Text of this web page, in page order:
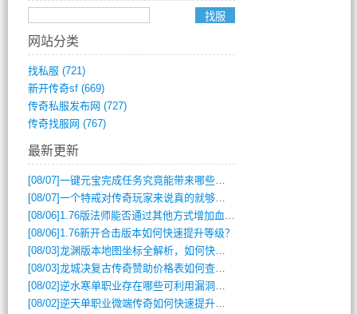
网站分类
找私服 (721)
新开传奇sf(669)
传奇私服发布网 (727)
传奇找服网 (767)
最新更新
[08/07]一键元宝完成任务究竟能带来哪些超值优势？
[08/07]一个特戒对传奇玩家来说真的就够用了吗？
[08/06] 1.76版法师能否通过其他方式增加血量？
[08/06] 1.76新开合击版本如何快速提升等级？
[08/03]龙渊版本地图坐标全解析，如何快速定位BOSS位置？
[08/03]龙城决复古传奇赞助价格表如何查询？
[08/02]逆水寒单职业存在哪些可利用漏洞？如何快速提升战力？
[08/02]逆天单职业微端传奇如何快速提升战力？新手必看攻略